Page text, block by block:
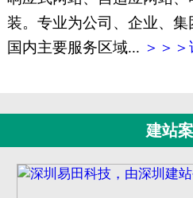
装。专业为公司、企业、集
国内主要服务区域... ＞＞＞
建站